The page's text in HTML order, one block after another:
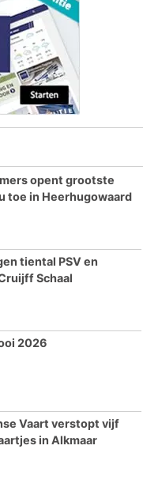
opent grootste
toe in Heerhugowaard
tiental PSV en
Schaal
2026
Vaart verstopt vijf
in Alkmaar